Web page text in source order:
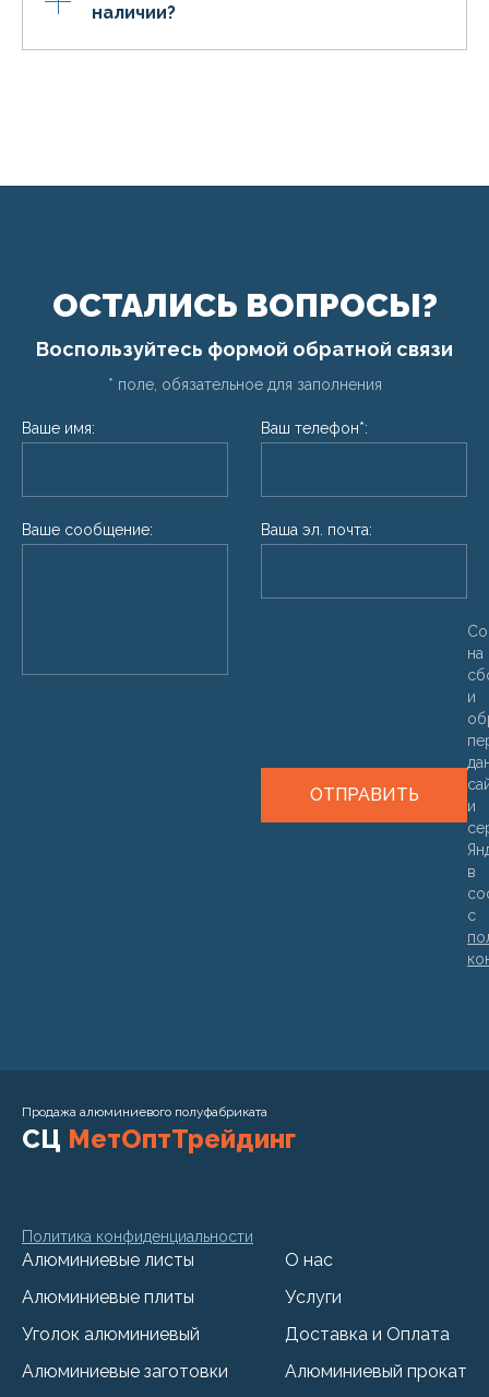
наличии?
ОСТАЛИСЬ ВОПРОСЫ?
Воспользуйтесь формой обратной связи
* поле, обязательное для заполнения
Ваше имя:
Ваше сообщение:
Ваш телефон*:
Ваша эл. почта:
ОТПРАВИТЬ
на
и
и
в
с
Продажа алюминиевого полуфабриката
СЦ МетОптТрейдинг
Политика конфиденциальности
Алюминиевые листы
Алюминиевые плиты
Уголок алюминиевый
Алюминиевые заготовки
О нас
Услуги
Доставка и Оплата
Алюминиевый прокат